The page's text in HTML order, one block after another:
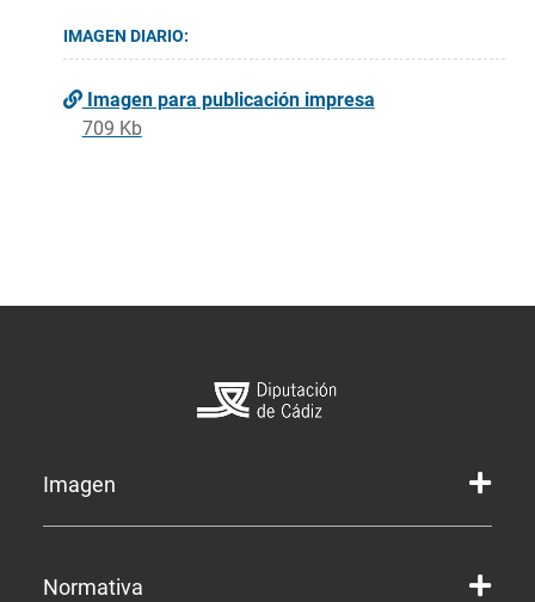
IMAGEN DIARIO:
Imagen para publicación impresa
709 Kb
Imagen
Normativa